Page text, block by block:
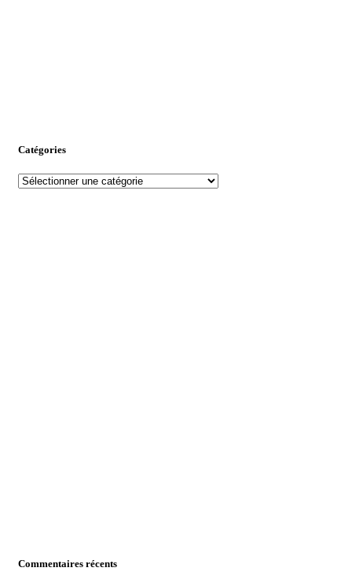
Catégories
Commentaires récents